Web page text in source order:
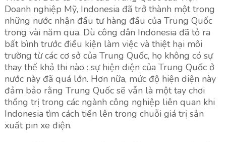
Doanh nghiệp Mỹ, Indonesia đã trở thành một trong
những nước nhận đầu tư hàng đầu của Trung Quốc
trong vài năm qua. Dù công dân Indonesia đã tỏ ra
bất bình trước điều kiện làm việc và thiệt hại môi
trường từ các cơ sở của Trung Quốc, họ không có sự
thay thế khả thi nào : sự hiện diện của Trung Quốc ở
nước này đã quá lớn. Hơn nữa, mức độ hiện diện này
đảm bảo rằng Trung Quốc sẽ vẫn là một tay chơi
thống trị trong các ngành công nghiệp liên quan khi
Indonesia tìm cách tiến lên trong chuỗi giá trị sản
xuất pin xe điện.